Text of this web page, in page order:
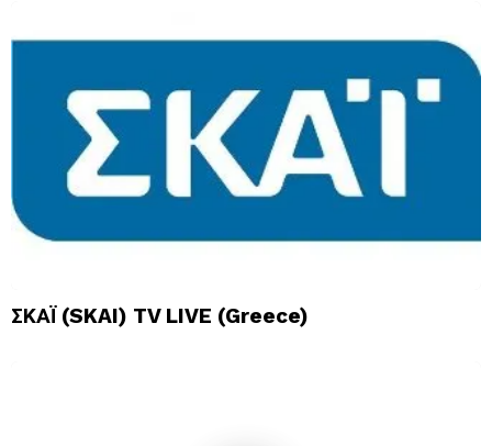
ΣΚΑΪ (SKAI) TV LIVE (Greece)